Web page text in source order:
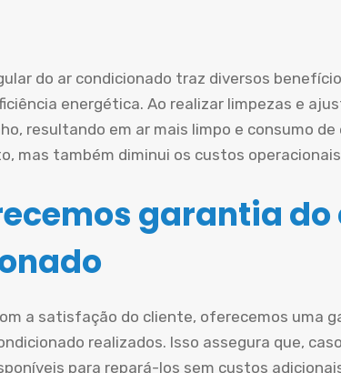
do ar condicionado traz diversos
energética. Ao realizar limpezas e
resultando em ar mais limpo e consumo
mas também diminui os custos
garantia do
a satisfação do cliente, oferecemos uma
realizados. Isso assegura que,
para repará-los sem custos